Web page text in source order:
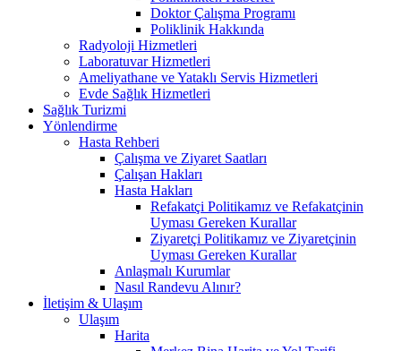
Doktor Çalışma Programı
Poliklinik Hakkında
Radyoloji Hizmetleri
Laboratuvar Hizmetleri
Ameliyathane ve Yataklı Servis Hizmetleri
Evde Sağlık Hizmetleri
Sağlık Turizmi
Yönlendirme
Hasta Rehberi
Çalışma ve Ziyaret Saatları
Çalışan Hakları
Hasta Hakları
Refakatçi Politikamız ve Refakatçinin
Uyması Gereken Kurallar
Ziyaretçi Politikamız ve Ziyaretçinin
Uyması Gereken Kurallar
Anlaşmalı Kurumlar
Nasıl Randevu Alınır?
İletişim & Ulaşım
Ulaşım
Harita